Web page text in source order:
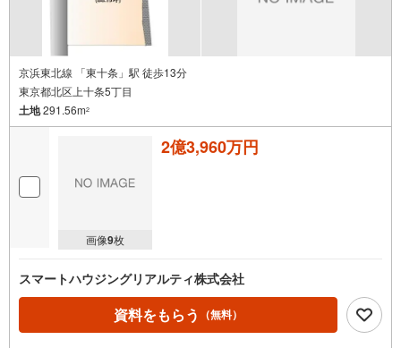
京浜東北線 「東十条」駅 徒歩13分
東京都北区上十条5丁目
土地291.56m2
画像9枚
2億3,960万円
スマートハウジングリアルティ株式会社
資料をもらう （無料）